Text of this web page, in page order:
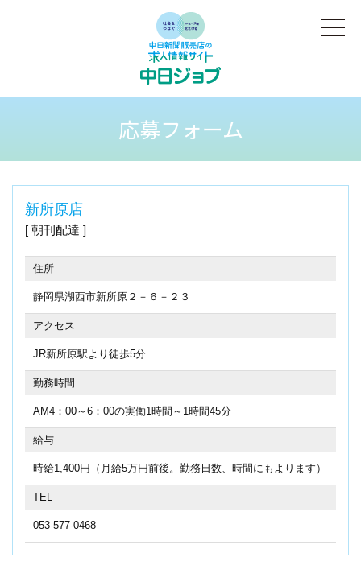
応募フォーム
新所原店
朝刊配達
住所
静岡県湖西市新所原２－６－２３
アクセス
JR新所原駅より徒歩5分
勤務時間
AM4：00～6：00の実働1時間～1時間45分
給与
時給1,400円（月給5万円前後。勤務日数、時間にもよります）
TEL
053-577-0468